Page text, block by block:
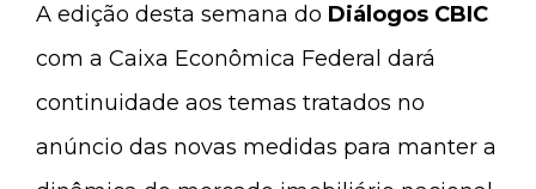
A edição desta semana do Diálogos CBIC
com a Caixa Econômica Federal dará
continuidade aos temas tratados no
anúncio das novas medidas para manter a